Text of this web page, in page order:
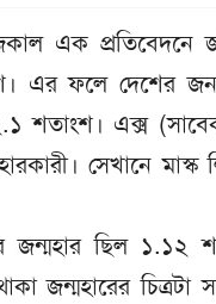
এক প্রতিবেদনে
এর ফলে দেশের
শতাংশ। এক্স
সেখানে
জন্মহার ছিল
জন্মহারের